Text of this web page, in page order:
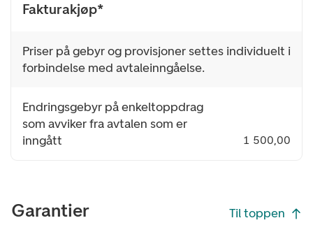
Fakturakjøp*
Priser på gebyr og provisjoner settes individuelt i
forbindelse med avtaleinngåelse.
Endringsgebyr på enkeltoppdrag
som avviker fra avtalen som er
inngått
1 500,00
Garantier Til toppen